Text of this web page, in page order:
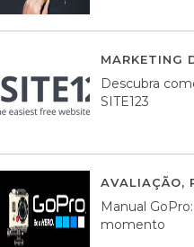
MARKETING
Descubra
SITE123
AVALIAÇÃO,
Manual
momento